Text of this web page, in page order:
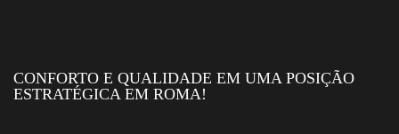
CONFORTO E QUALIDADE EM UMA POSIÇÃO
ESTRATÉGICA EM ROMA!